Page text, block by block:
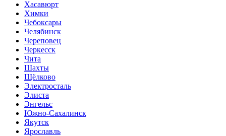
Хасавюрт
Химки
Чебоксары
Челябинск
Череповец
Черкесск
Чита
Шахты
Щёлково
Электросталь
Элиста
Энгельс
Южно-Сахалинск
Якутск
Ярославль